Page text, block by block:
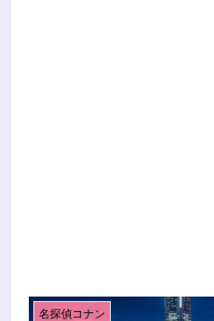
名探偵コナン